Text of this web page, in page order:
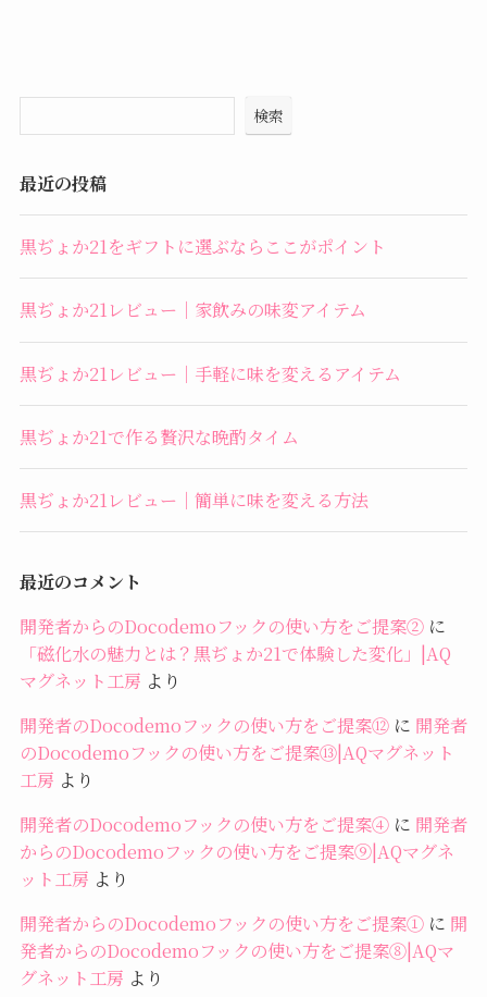
検索
最近の投稿
黒ぢょか21をギフトに選ぶならここがポイント
黒ぢょか21レビュー｜家飲みの味変アイテム
黒ぢょか21レビュー｜手軽に味を変えるアイテム
黒ぢょか21で作る贅沢な晩酌タイム
黒ぢょか21レビュー｜簡単に味を変える方法
最近のコメント
開発者からのDocodemoフックの使い方をご提案②に
「磁化水の魅力とは？黒ぢょか21で体験した変化」|AQ
マグネット工房 より
開発者のDocodemoフックの使い方をご提案⑫に 開発者
のDocodemoフックの使い方をご提案⑬|AQマグネット
工房 より
開発者のDocodemoフックの使い方をご提案④に 開発者
からのDocodemoフックの使い方をご提案⑨|AQマグネ
ット工房 より
開発者からのDocodemoフックの使い方をご提案①に 開
発者からのDocodemoフックの使い方をご提案⑧|AQマ
グネット工房 より